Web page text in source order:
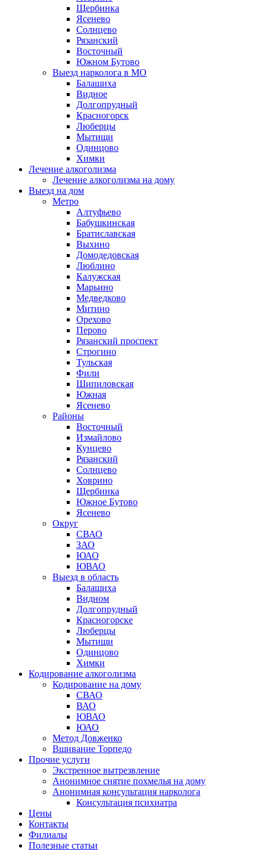
Щербинка
Ясенево
Солнцево
Рязанский
Восточный
Южном Бутово
Выезд нарколога в МО
Балашиха
Видное
Долгопрудный
Красногорск
Люберцы
Мытищи
Одинцово
Химки
Лечение алкоголизма
Лечение алкоголизма на дому
Выезд на дом
Метро
Алтуфьево
Бабушкинская
Братиславская
Выхино
Домодедовская
Люблино
Калужская
Марьино
Медведково
Митино
Орехово
Перово
Рязанский проспект
Строгино
Тульская
Фили
Шипиловская
Южная
Ясенево
Районы
Восточный
Измайлово
Кунцево
Рязанский
Солнцево
Ховрино
Щербинка
Южное Бутово
Ясенево
Округ
СВАО
ЗАО
ЮАО
ЮВАО
Выезд в область
Балашиха
Видном
Долгопрудный
Красногорске
Люберцы
Мытищи
Одинцово
Химки
Кодирование алкоголизма
Кодирование на дому
СВАО
ВАО
ЮВАО
ЮАО
Метод Довженко
Вшивание Торпедо
Прочие услуги
Экстренное вытрезвление
Анонимное снятие похмелья на дому
Анонимная консультация нарколога
Консультация психиатра
Цены
Контакты
Филиалы
Полезные статьи